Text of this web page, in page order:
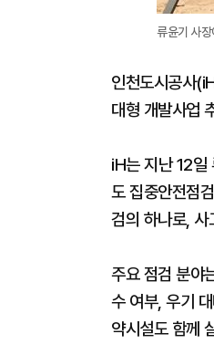
류윤기 사
인천도시공사
대형 개발사업
iH는 지난 12일
도 집중안전점
검의 하나로,
주요 점검 분야
수 여부, 우기
약시설도 함께